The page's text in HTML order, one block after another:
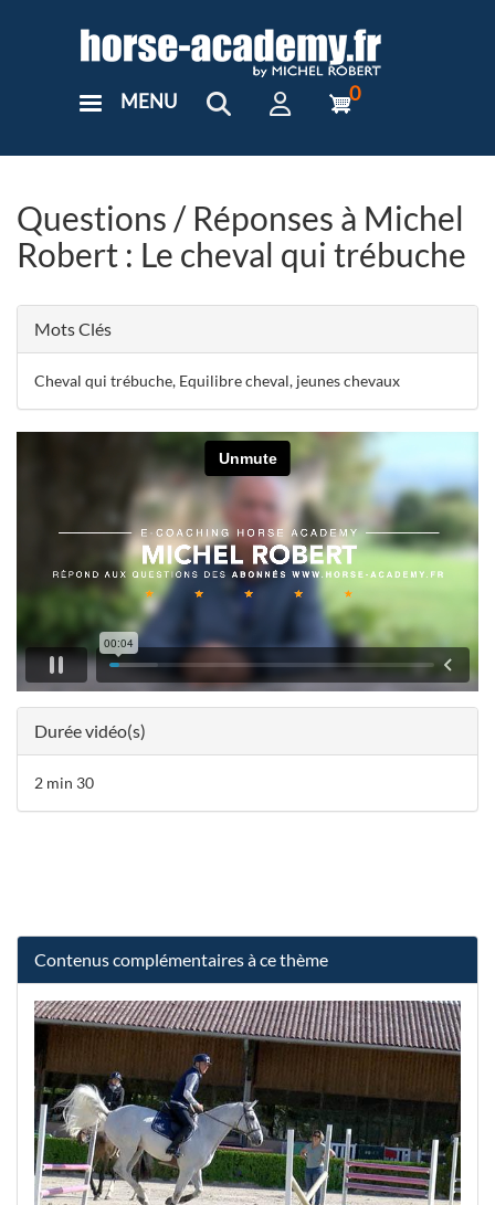
User
MENU 0
Questions / Réponses à Michel
Robert : Le cheval qui trébuche
Mots Clés
Cheval qui trébuche, Equilibre cheval, jeunes chevaux
Durée vidéo(s)
2 min 30
Contenus complémentaires à ce thème